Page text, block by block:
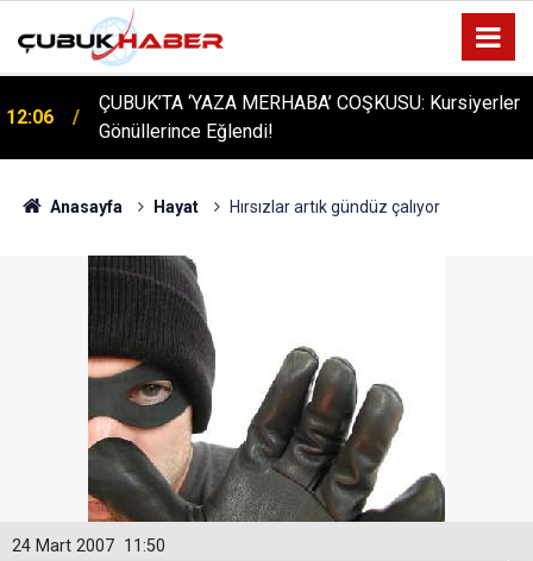
12:06
ÇUBUK’TA ‘YAZA MERHABA’ COŞKUSU: Kursiyerler
Gönüllerince Eğlendi!
Anasayfa Hayat Hırsızlar artık gündüz çalıyor
11:50
24 Mart 2007